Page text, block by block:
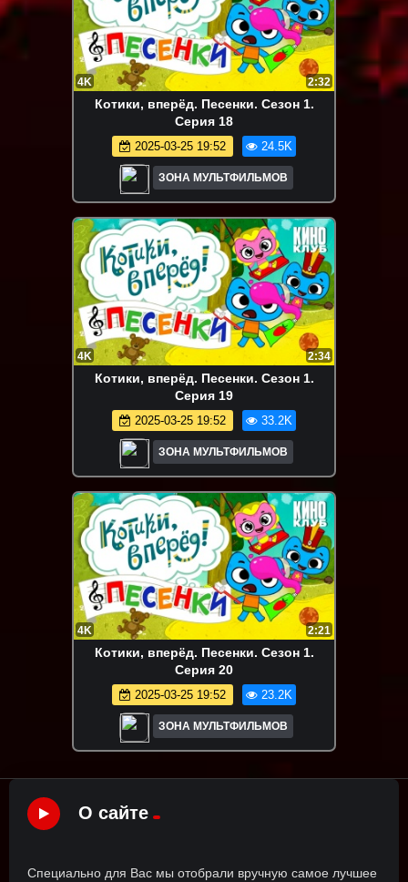
4K 2:32
Котики, вперёд. Песенки. Сезон 1.
Серия 18
2025-03-25 19:52 24.5K
ЗОНА МУЛЬТФИЛЬМОВ
4K 2:34
Котики, вперёд. Песенки. Сезон 1.
Серия 19
2025-03-25 19:52 33.2K
ЗОНА МУЛЬТФИЛЬМОВ
4K 2:21
Котики, вперёд. Песенки. Сезон 1.
Серия 20
2025-03-25 19:52 23.2K
ЗОНА МУЛЬТФИЛЬМОВ
О сайте
Специально для Вас мы отобрали вручную самое лучшее